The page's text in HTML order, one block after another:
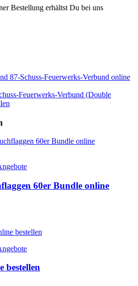
Bestellung erhältst Du bei uns
87-Schuss-Feuerwerks-Verbund online
Feuerwerks-Verbund (Double
60er Bundle online
bestellen